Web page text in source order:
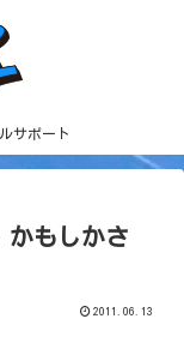
サポート
もしかさ
2011.06.13